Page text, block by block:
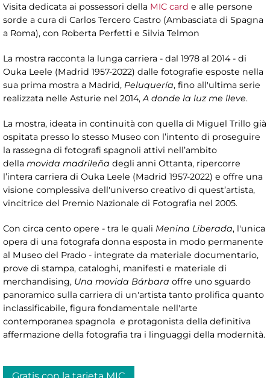
Visita dedicata ai possessori della MIC card e alle persone
sorde a cura di Carlos Tercero Castro (Ambasciata di Spagna
a Roma), con Roberta Perfetti e Silvia Telmon
La mostra racconta la lunga carriera - dal 1978 al 2014 - di
Ouka Leele (Madrid 1957-2022) dalle fotografie esposte nella
sua prima mostra a Madrid, Peluquería, fino all'ultima serie
realizzata nelle Asturie nel 2014,A donde la luz me lleve.
La mostra, ideata in continuità con quella di Miguel Trillo già
ospitata presso lo stesso Museo con l’intento di proseguire
la rassegna di fotografi spagnoli attivi nell’ambito
della movida madrileña degli anni Ottanta, ripercorre
l’intera carriera di Ouka Leele (Madrid 1957-2022) e offre una
visione complessiva dell'universo creativo di quest’artista,
vincitrice del Premio Nazionale di Fotografia nel 2005.
Con circa cento opere - tra le quali Menina Liberada, l'unica
opera di una fotografa donna esposta in modo permanente
al Museo del Prado - integrate da materiale documentario,
prove di stampa, cataloghi, manifesti e materiale di
merchandising, Una movida Bárbara offre uno sguardo
panoramico sulla carriera di un'artista tanto prolifica quanto
inclassificabile, figura fondamentale nell'arte
contemporanea spagnola e protagonista della definitiva
affermazione della fotografia tra i linguaggi della modernità.